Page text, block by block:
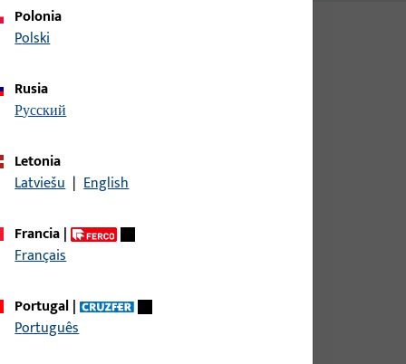
Aluminio, PVC, ancho total 20,2 mm, altura /
longitud total 166,2 mm
Polonia
Polski
Rusia
русский
Letonia
Latviešu | English
Francia|
Français
Portugal|
Português